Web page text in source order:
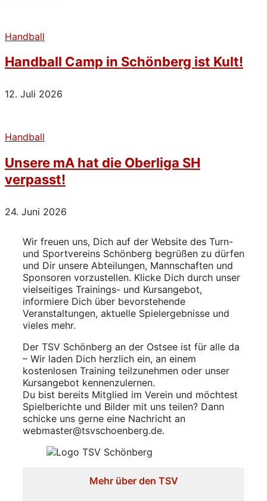
Handball
Handball Camp in Schönberg ist Kult!
12. Juli 2026
Handball
Unsere mA hat die Oberliga SH
verpasst!
24. Juni 2026
Wir freuen uns, Dich auf der Website des Turn-
und Sportvereins Schönberg begrüßen zu dürfen
und Dir unsere Abteilungen, Mannschaften und
Sponsoren vorzustellen. Klicke Dich durch unser
vielseitiges Trainings- und Kursangebot,
informiere Dich über bevorstehende
Veranstaltungen, aktuelle Spielergebnisse und
vieles mehr.
Der TSV Schönberg an der Ostsee ist für alle da
– Wir laden Dich herzlich ein, an einem
kostenlosen Training teilzunehmen oder unser
Kursangebot kennenzulernen.
Du bist bereits Mitglied im Verein und möchtest
Spielberichte und Bilder mit uns teilen? Dann
schicke uns gerne eine Nachricht an
webmaster@tsvschoenberg.de.
Mehr über den TSV